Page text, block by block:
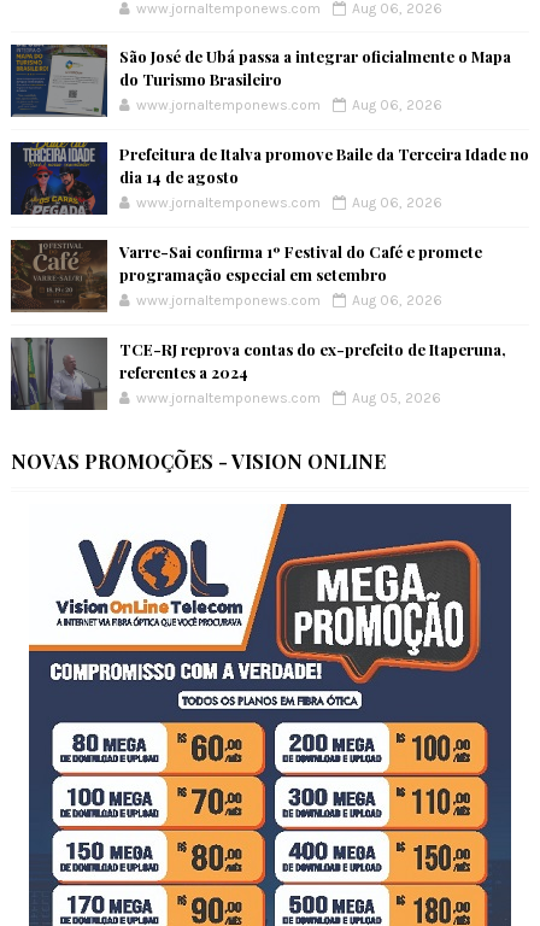
www.jornaltemponews.com Aug 06, 2026
São José de Ubá passa a integrar oficialmente o Mapa
do Turismo Brasileiro
www.jornaltemponews.com Aug 06, 2026
Prefeitura de Italva promove Baile da Terceira Idade no
dia 14 de agosto
www.jornaltemponews.com Aug 06, 2026
Varre-Sai confirma 1º Festival do Café e promete
programação especial em setembro
www.jornaltemponews.com Aug 06, 2026
TCE-RJ reprova contas do ex-prefeito de Itaperuna,
referentes a 2024
www.jornaltemponews.com Aug 05, 2026
NOVAS PROMOÇÕES - VISION ONLINE